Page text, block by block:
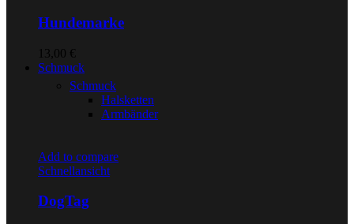
Hundemarke
13,00 €
Schmuck
Schmuck
Halsketten
Armbänder
Add to compare
Schnellansicht
DogTag